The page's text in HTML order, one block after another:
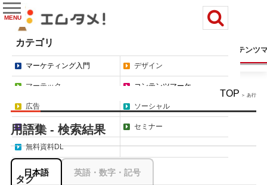
マーケティング入門 コンテンツ
MENU
カテゴリ
マーケティング入門 デザイン
マーテック コンテンツマーケ
広告 ソーシャル
コラム セミナー
無料資料DL
タグ
TOP ＞ あ行
用語集 - 検索結果
日本語 英語・数字・記号